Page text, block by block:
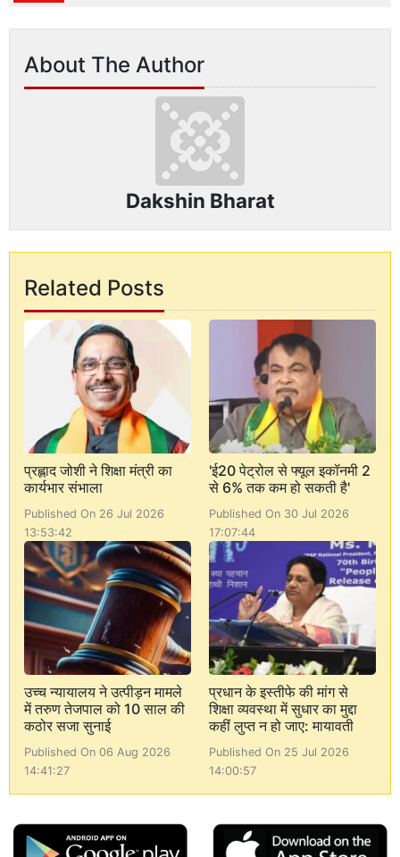
About The Author
Dakshin Bharat
Related Posts
प्रह्लाद जोशी ने शिक्षा मंत्री का
कार्यभार संभाला
Published On 26 Jul 2026
13:53:42
'ई20 पेट्रोल से फ्यूल इकॉनमी 2
से 6% तक कम हो सकती है'
Published On 30 Jul 2026
17:07:44
उच्च न्यायालय ने उत्पीड़न मामले
में तरुण तेजपाल को 10 साल की
कठोर सजा सुनाई
Published On 06 Aug 2026
14:41:27
प्रधान के इस्तीफे की मांग से
शिक्षा व्यवस्था में सुधार का मुद्दा
कहीं लुप्त न हो जाए: मायावती
Published On 25 Jul 2026
14:00:57